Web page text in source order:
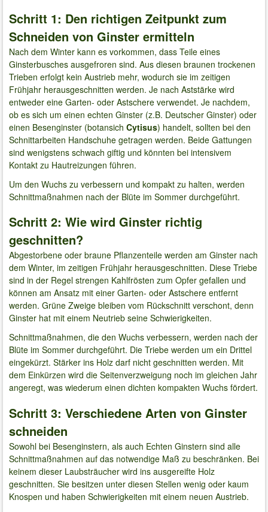
Schritt 1: Den richtigen Zeitpunkt zum
Schneiden von Ginster ermitteln
Nach dem Winter kann es vorkommen, dass Teile eines
Ginsterbusches ausgefroren sind. Aus diesen braunen trockenen
Trieben erfolgt kein Austrieb mehr, wodurch sie im zeitigen
Frühjahr herausgeschnitten werden. Je nach Aststärke wird
entweder eine Garten- oder Astschere verwendet. Je nachdem,
ob es sich um einen echten Ginster (z.B. Deutscher Ginster) oder
einen Besenginster (botansich Cytisus) handelt, sollten bei den
Schnittarbeiten Handschuhe getragen werden. Beide Gattungen
sind wenigstens schwach giftig und könnten bei intensivem
Kontakt zu Hautreizungen führen.
Um den Wuchs zu verbessern und kompakt zu halten, werden
Schnittmaßnahmen nach der Blüte im Sommer durchgeführt.
Schritt 2: Wie wird Ginster richtig
geschnitten?
Abgestorbene oder braune Pflanzenteile werden am Ginster nach
dem Winter, im zeitigen Frühjahr herausgeschnitten. Diese Triebe
sind in der Regel strengen Kahlfrösten zum Opfer gefallen und
können am Ansatz mit einer Garten- oder Astschere entfernt
werden. Grüne Zweige bleiben vom Rückschnitt verschont, denn
Ginster hat mit einem Neutrieb seine Schwierigkeiten.
Schnittmaßnahmen, die den Wuchs verbessern, werden nach der
Blüte im Sommer durchgeführt. Die Triebe werden um ein Drittel
eingekürzt. Stärker ins Holz darf nicht geschnitten werden. Mit
dem Einkürzen wird die Seitenverzweigung noch im gleichen Jahr
angeregt, was wiederum einen dichten kompakten Wuchs fördert.
Schritt 3: Verschiedene Arten von Ginster
schneiden
Sowohl bei Besenginstern, als auch Echten Ginstern sind alle
Schnittmaßnahmen auf das notwendige Maß zu beschränken. Bei
keinem dieser Laubsträucher wird ins ausgereifte Holz
geschnitten. Sie besitzen unter diesen Stellen wenig oder kaum
Knospen und haben Schwierigkeiten mit einem neuen Austrieb.